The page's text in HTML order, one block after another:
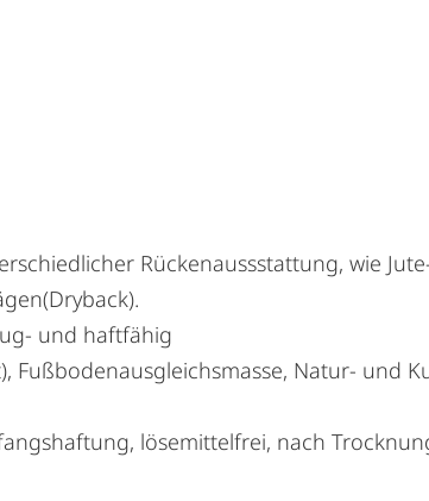
Rückenaussstattung, wie
und haftfähig
Natur- und
lösemittelfrei, nach